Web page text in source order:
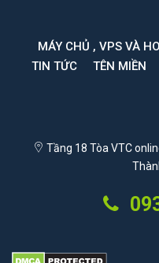
MÁY CHỦ , VPS VÀ
TIN TỨC
TÊN MIỀN
Tầng 18 Tòa VTC